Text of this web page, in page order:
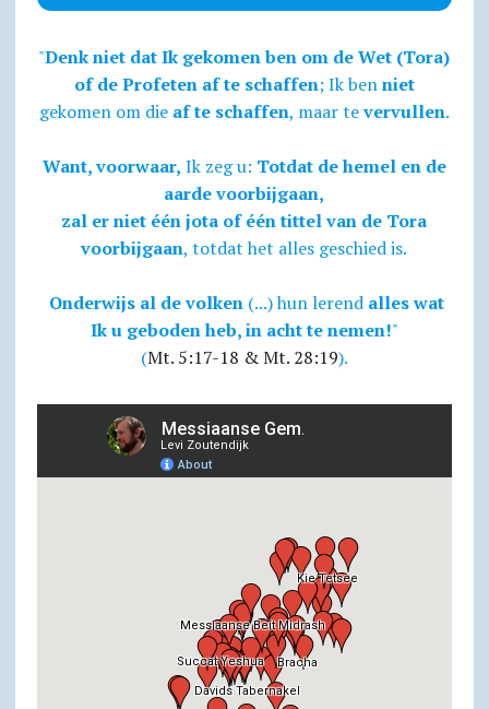
"Denk niet dat Ik gekomen ben om de Wet (Tora)
of de Profeten af te schaffen; Ik benniet
gekomen om die af te schaffen, maar tevervullen.
Want, voorwaar, Ik zeg u: Totdat de hemel en de
aarde voorbijgaan,
zal er niet één jota of één tittel van de Tora
voorbijgaan, totdat het alles geschied is.
Onderwijs al de volken(...) hun lerend alles wat
Ik u geboden heb, in acht te nemen!"
(Mt. 5:17-18 & Mt. 28:19).